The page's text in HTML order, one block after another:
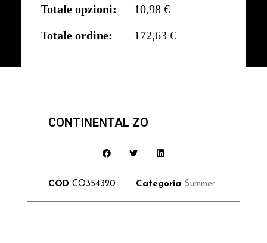
Totale opzioni:
10,98 €
Totale ordine:
172,63 €
CONTINENTAL ZO
COD CO354320 Categoria Summer